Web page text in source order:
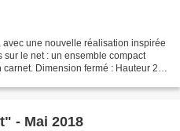
une nouvelle réalisation inspirée
le net : un ensemble compact
Dimension fermé : Hauteur 20
- Mai 2018